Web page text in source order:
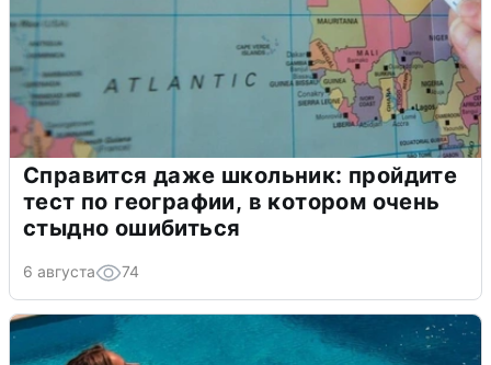
Справится даже школьник: пройдите
тест по географии, в котором очень
стыдно ошибиться
6 августа 74